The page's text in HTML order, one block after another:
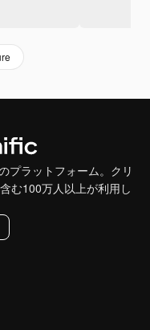
プラットフォーム。クリ
む100万人以上が利用し